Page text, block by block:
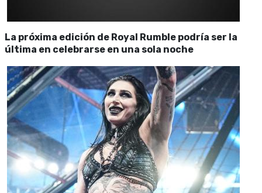
La próxima edición de Royal Rumble podría ser la
última en celebrarse en una sola noche